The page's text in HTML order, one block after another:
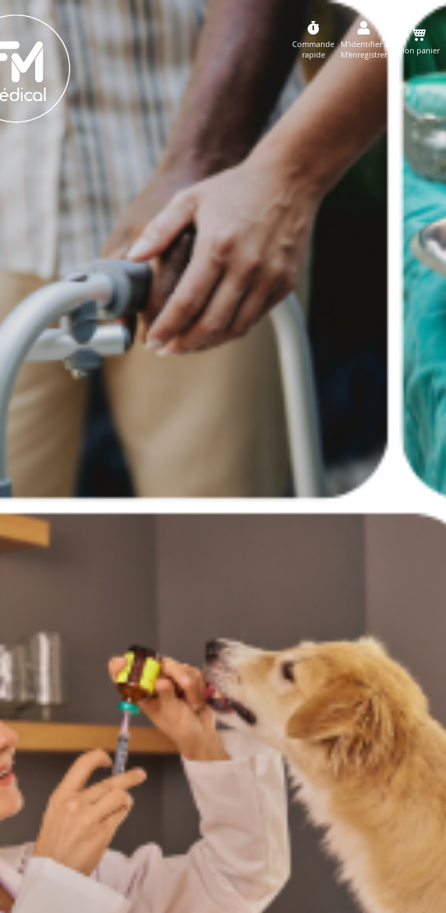
Commande
rapide
Mon panier
M'identifier /
M'enregistrer